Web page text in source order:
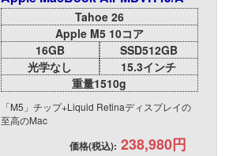
Tahoe 26
Apple M5 10コア
16GB
SSD512GB
光学なし
15.3インチ
重量1510g
「M5」チップ+Liquid Retinaディスプレイの
至高のMac
価格(税込): 238,980円